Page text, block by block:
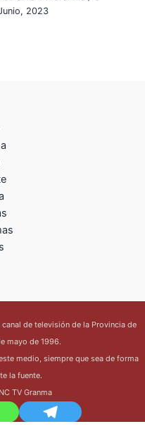
2023
de televisión de la Provincia de
mayo de 1996.
medio, siempre que sea de forma
la fuente.
TV Granma